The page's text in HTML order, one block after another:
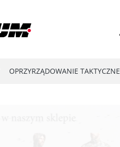
OPRZYRZĄDOWANIE TAKTYCZNE